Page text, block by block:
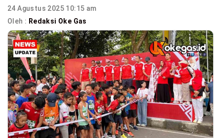
24 Agustus 2025 10:15 am
Oleh : Redaksi Oke Gas